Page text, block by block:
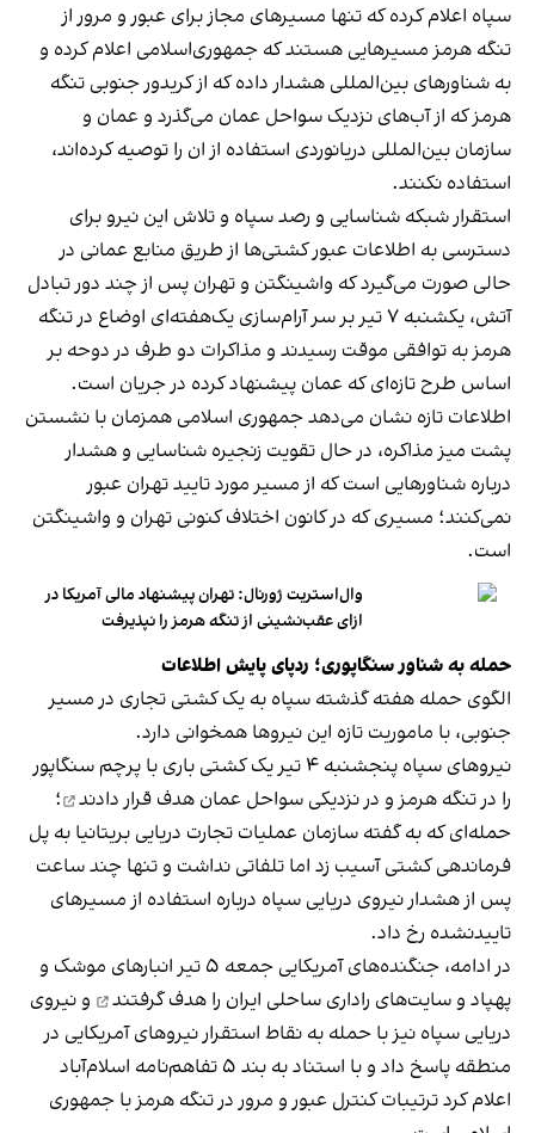
سپاه اعلام کرده که تنها مسیرهای مجاز برای عبور و مرور از
تنگه هرمز مسیرهایی هستند که جمهوری‌اسلامی اعلام کرده و
به شناورهای بین‌المللی هشدار داده که از کریدور جنوبی تنگه
هرمز که از آب‌های نزدیک سواحل عمان می‌گذرد و عمان و
سازمان بین‌المللی دریانوردی استفاده از ان را توصیه کرده‌اند،
استفاده نکنند.
استقرار شبکه شناسایی و رصد سپاه و تلاش این نیرو برای
دسترسی به اطلاعات عبور کشتی‌ها از طریق منابع عمانی در
حالی صورت می‌گیرد که واشینگتن و تهران پس از چند دور تبادل
آتش، یکشنبه ۷ تیر بر سر آرام‌سازی یک‌هفته‌ای اوضاع در تنگه
هرمز به توافقی موقت رسیدند و مذاکرات دو طرف در دوحه بر
اساس طرح تازه‌ای که عمان پیشنهاد کرده در جریان است.
اطلاعات تازه نشان می‌دهد جمهوری اسلامی همزمان با نشستن
پشت میز مذاکره، در حال تقویت زنجیره شناسایی و هشدار
درباره شناورهایی است که از مسیر مورد تایید تهران عبور
نمی‌کنند؛ مسیری که در کانون اختلاف کنونی تهران و واشینگتن
است.
وال‌استریت ژورنال: تهران پیشنهاد مالی آمریکا در
ازای عقب‌نشینی از تنگه هرمز را نپذیرفت
حمله به شناور سنگاپوری؛ ردپای پایش اطلاعات
الگوی حمله هفته گذشته سپاه به یک کشتی تجاری در مسیر
جنوبی، با ماموریت تازه این نیروها همخوانی دارد.
نیروهای سپاه پنجشنبه ۴ تیر یک کشتی باری با پرچم سنگاپور
را در تنگه هرمز و در نزدیکی سواحل عمان هدف قرار دادند
؛
حمله‌ای که به گفته سازمان عملیات تجارت دریایی بریتانیا به پل
فرماندهی کشتی آسیب زد اما تلفاتی نداشت و تنها چند ساعت
پس از هشدار نیروی دریایی سپاه درباره استفاده از مسیرهای
تاییدنشده رخ داد.
در ادامه، جنگنده‌های آمریکایی جمعه ۵ تیر انبارهای موشک و
پهپاد و سایت‌های راداری ساحلی ایران را هدف گرفتند
و نیروی
دریایی سپاه نیز با حمله به نقاط استقرار نیروهای آمریکایی در
منطقه پاسخ داد و با استناد به بند ۵ تفاهم‌نامه اسلام‌آباد
اعلام کرد ترتیبات کنترل عبور و مرور در تنگه هرمز با جمهوری